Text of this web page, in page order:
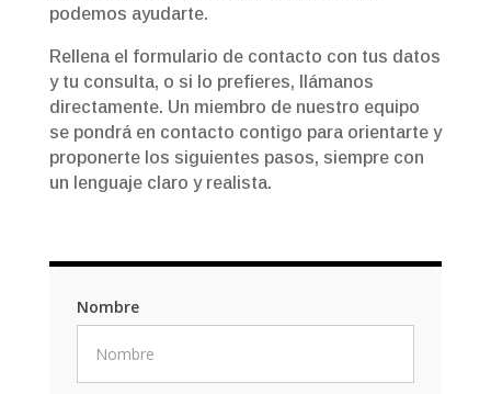
podemos ayudarte.
Rellena el formulario de contacto con tus datos
y tu consulta, o si lo prefieres, llámanos
directamente. Un miembro de nuestro equipo
se pondrá en contacto contigo para orientarte y
proponerte los siguientes pasos, siempre con
un lenguaje claro y realista.
Nombre